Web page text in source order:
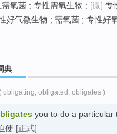
需氧菌 ; 专性需氧生物 ; [微] 专
好气微生物 ; 需氧菌 ; 专性好
典
obligating, obligated, obligates )
you to do a particular
使 [正式]